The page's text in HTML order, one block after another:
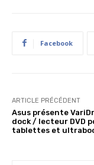
Facebook
ARTICLE PRÉCÉDENT
Asus présente
dock / lecteur DVD
tablettes et